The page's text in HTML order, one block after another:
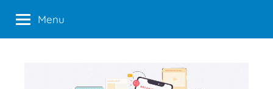
contenu
Menu